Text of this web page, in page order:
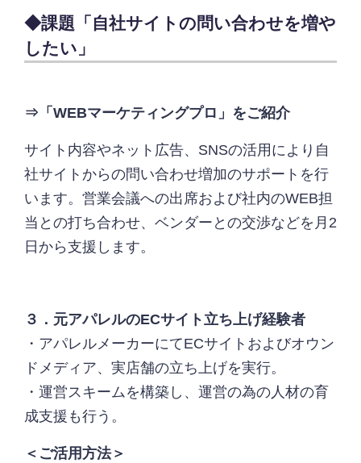
◆課題「自社サイトの問い合わせを増や
したい」
⇒「WEBマーケティングプロ」をご紹介
サイト内容やネット広告、SNSの活用により自
社サイトからの問い合わせ増加のサポートを行
います。営業会議への出席および社内のWEB担
当との打ち合わせ、ベンダーとの交渉などを月2
日から支援します。
３．元アパレルのECサイト立ち上げ経験者
・アパレルメーカーにてECサイトおよびオウン
ドメディア、実店舗の立ち上げを実行。
・運営スキームを構築し、運営の為の人材の育
成支援も行う。
＜ご活用方法＞